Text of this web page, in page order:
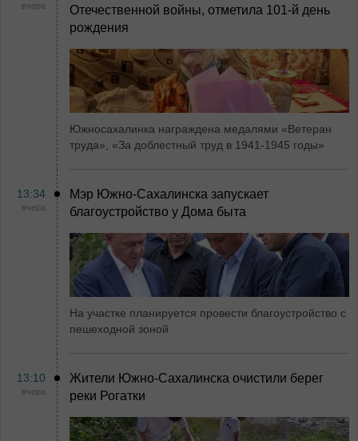
вчера
Отечественной войны, отметила 101-й день
рождения
Южносахалинка награждена медалями «Ветеран
труда», «За доблестный труд в 1941-1945 годы»
13:34
вчера
Мэр Южно-Сахалинска запускает
благоустройство у Дома быта
На участке планируется провести благоустройство с
пешеходной зоной
13:10
вчера
Жители Южно-Сахалинска очистили берег
реки Рогатки